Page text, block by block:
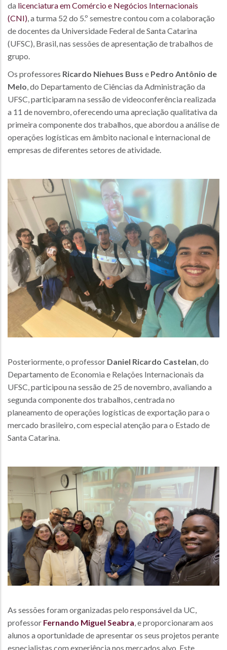
da licenciatura em Comércio e Negócios Internacionais
(CNI) , a turma 52 do 5.º semestre contou com a colaboração
de docentes da Universidade Federal de Santa Catarina
(UFSC), Brasil, nas sessões de apresentação de trabalhos de
grupo.
Os professores Ricardo Niehues Buss e Pedro Antônio de
Melo , do Departamento de Ciências da Administração da
UFSC, participaram na sessão de videoconferência realizada
a 11 de novembro, oferecendo uma apreciação qualitativa da
primeira componente dos trabalhos, que abordou a análise de
operações logísticas em âmbito nacional e internacional de
empresas de diferentes setores de atividade.
Posteriormente, o professor Daniel Ricardo Castelan, do
Departamento de Economia e Relações Internacionais da
UFSC, participou na sessão de 25 de novembro, avaliando a
segunda componente dos trabalhos, centrada no
planeamento de operações logísticas de exportação para o
mercado brasileiro, com especial atenção para o Estado de
Santa Catarina.
As sessões foram organizadas pelo responsável da UC,
professor Fernando Miguel Seabra, e proporcionaram aos
alunos a oportunidade de apresentar os seus projetos perante
especialistas com experiência nos mercados alvo. Este